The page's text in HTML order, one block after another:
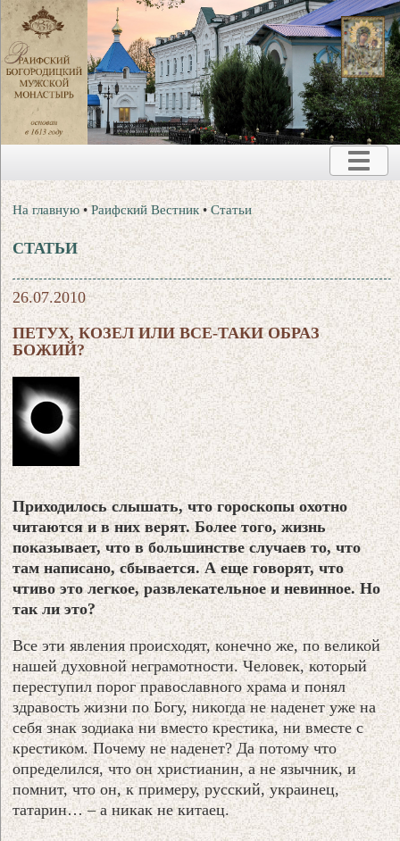
На главную •Раифский Вестник •Статьи
СТАТЬИ
26.07.2010
ПЕТУХ, КОЗЕЛ ИЛИ ВСЕ-ТАКИ ОБРАЗ
БОЖИЙ?
Приходилось слышать, что гороскопы охотно
читаются и в них верят. Более того, жизнь
показывает, что в большинстве случаев то, что
там написано, сбывается. А еще говорят, что
чтиво это легкое, развлекательное и невинное. Но
так ли это?
Все эти явления происходят, конечно же, по великой
нашей духовной неграмотности. Человек, который
переступил порог православного храма и понял
здравость жизни по Богу, никогда не наденет уже на
себя знак зодиака ни вместо крестика, ни вместе с
крестиком. Почему не наденет? Да потому что
определился, что он христианин, а не язычник, и
помнит, что он, к примеру, русский, украинец,
татарин… – а никак не китаец.